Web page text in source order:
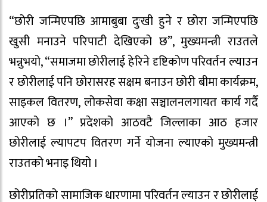
“छोरी जन्मिएपछि आमाबुबा दुःखी हुने र छोरा जन्मिएपछि
खुसी मनाउने परिपाटी देखिएको छ”, मुख्यमन्त्री राउतले
भन्नुभयो, “समाजमा छोरीलाई हेरिने दृष्टिकोण परिवर्तन ल्याउन
र छोरीलाई पनि छोरासरह सक्षम बनाउन छोरी बीमा कार्यक्रम,
साइकल वितरण, लोकसेवा कक्षा सञ्चालनलगायत कार्य गर्दै
आएको छ ।” प्रदेशको आठवटै जिल्लाका आठ हजार
छोरीलाई ल्यापटप वितरण गर्ने योजना ल्याएको मुख्यमन्त्री
राउतको भनाइ थियो ।
छोरीप्रतिको सामाजिक धारणामा परिवर्तन ल्याउन र छोरीलाई